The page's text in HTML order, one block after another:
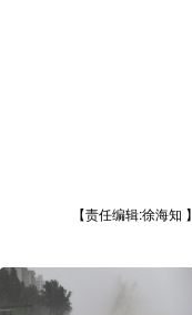
【责任编辑:徐海知 】